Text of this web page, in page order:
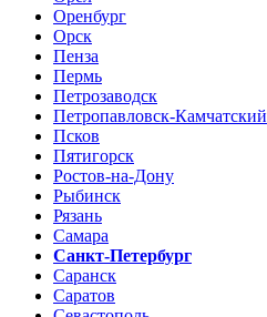
Оренбург
Орск
Пенза
Пермь
Петрозаводск
Петропавловск-Камчатский
Псков
Пятигорск
Ростов-на-Дону
Рыбинск
Рязань
Самара
Санкт-Петербург
Саранск
Саратов